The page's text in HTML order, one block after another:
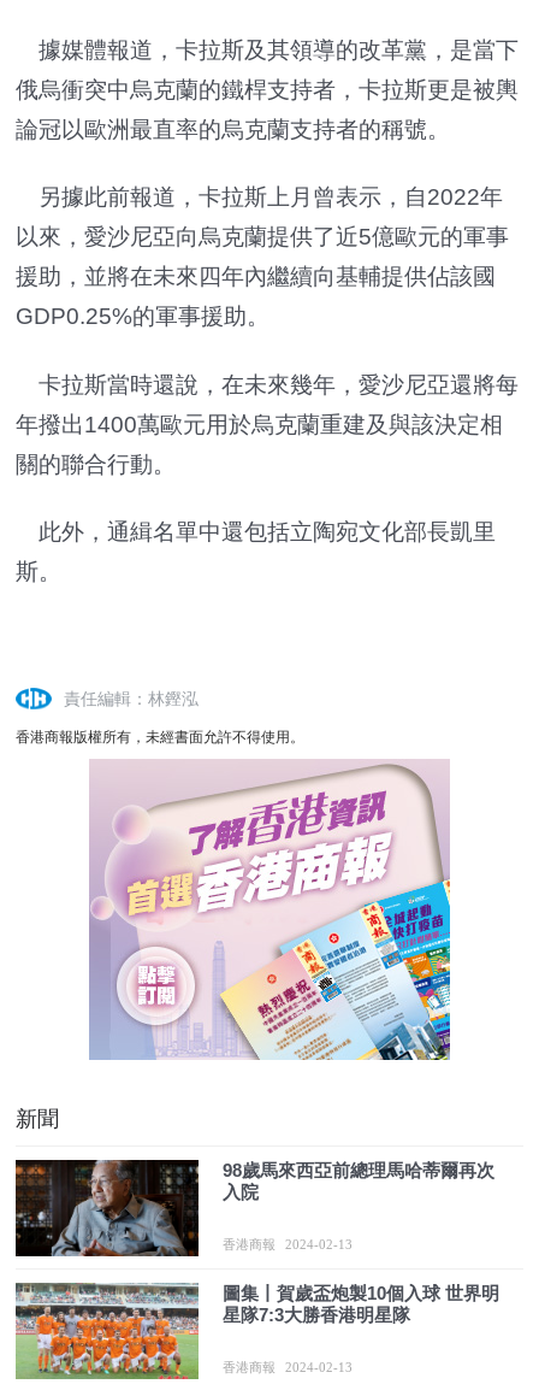
據媒體報道，卡拉斯及其領導的改革黨，是當下
俄烏衝突中烏克蘭的鐵桿支持者，卡拉斯更是被輿
論冠以歐洲最直率的烏克蘭支持者的稱號。
另據此前報道，卡拉斯上月曾表示，自2022年
以來，愛沙尼亞向烏克蘭提供了近5億歐元的軍事
援助，並將在未來四年內繼續向基輔提供佔該國
GDP0.25%的軍事援助。
卡拉斯當時還說，在未來幾年，愛沙尼亞還將每
年撥出1400萬歐元用於烏克蘭重建及與該決定相
關的聯合行動。
此外，通緝名單中還包括立陶宛文化部長凱里
斯。
責任編輯：林鏗泓
香港商報版權所有，未經書面允許不得使用。
新聞
98歲馬來西亞前總理馬哈蒂爾再次
入院
香港商報 2024-02-13
圖集丨賀歲盃炮製10個入球 世界明
星隊7:3大勝香港明星隊
香港商報 2024-02-13